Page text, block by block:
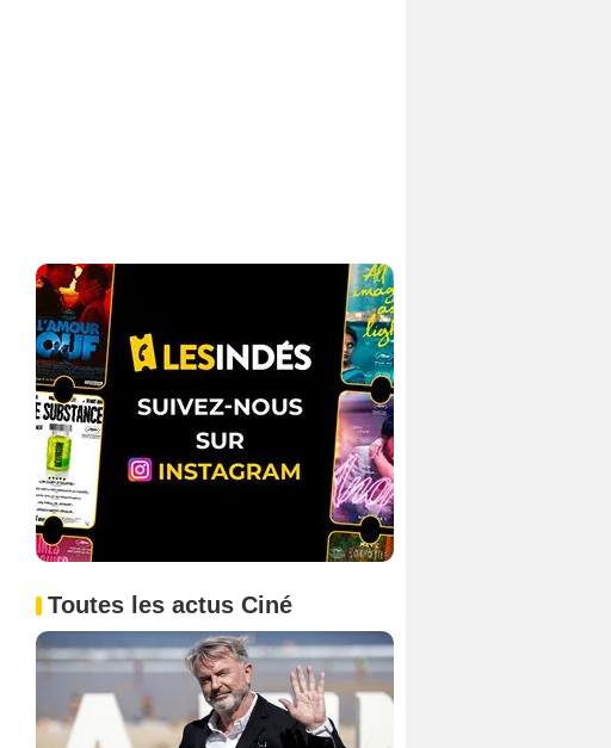
Toutes les actus Ciné